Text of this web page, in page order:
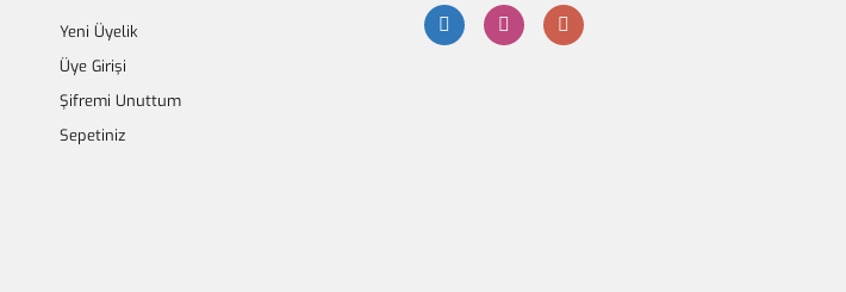
Gönder
Yeni Üyelik
Üye Girişi
Şifremi Unuttum
Sepetiniz